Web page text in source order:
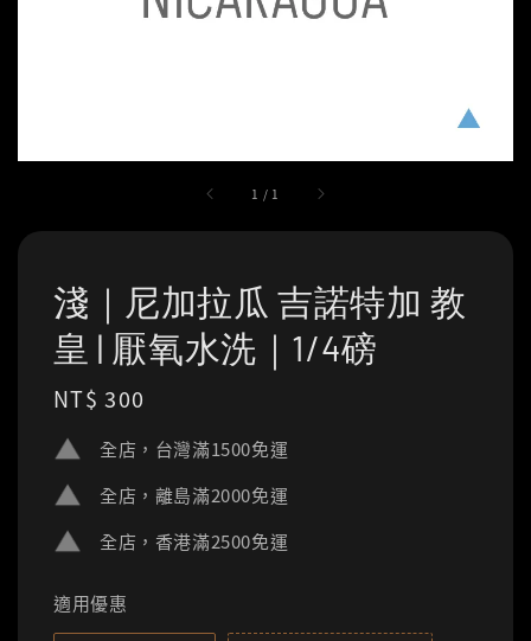
1 / 1
淺｜尼加拉瓜 吉諾特加 教
皇 | 厭氧水洗｜1/4磅
Regular
NT$ 300
全店，台灣滿1500免運
全店，離島滿2000免運
全店，香港滿2500免運
適用優惠